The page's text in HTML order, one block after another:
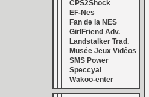
CPS2Shock
EF-Nes
Fan de la NES
GirlFriend Adv.
Landstalker Trad.
Musée Jeux Vidéos
SMS Power
Speccyal
Wakoo-enter